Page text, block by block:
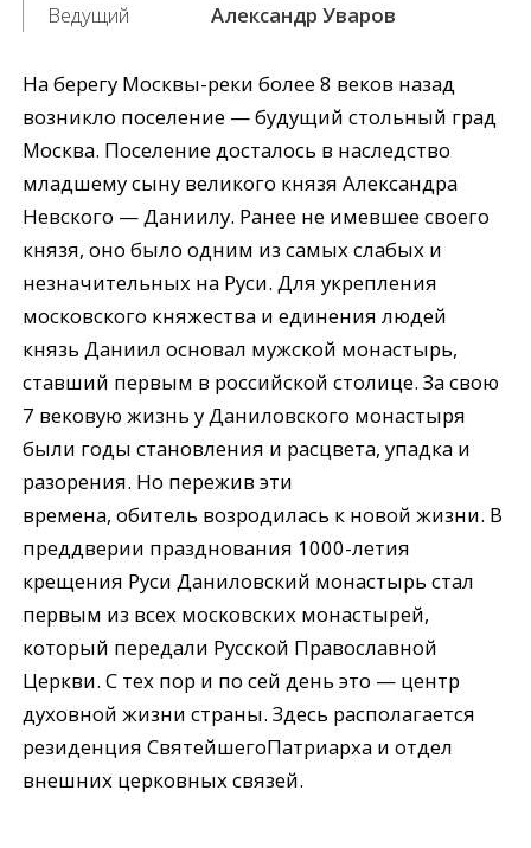
Ведущий
Александр Уваров
На берегу Москвы-реки более 8 веков назад
возникло поселение — будущий стольный град
Москва. Поселение досталось в наследство
младшему сыну великого князя Александра
Невского — Даниилу. Ранее не имевшее своего
князя, оно было одним из самых слабых и
незначительных на Руси. Для укрепления
московского княжества и единения людей
князь Даниил основал мужской монастырь,
ставший первым в российской столице. За свою
7 вековую жизнь у Даниловского монастыря
были годы становления и расцвета, упадка и
разорения. Но пережив эти
времена, обитель возродилась к новой жизни. В
преддверии празднования 1000-летия
крещения Руси Даниловский монастырь стал
первым из всех московских монастырей,
который передали Русской Православной
Церкви. С тех пор и по сей день это — центр
духовной жизни страны. Здесь располагается
резиденция СвятейшегоПатриарха и отдел
внешних церковных связей.